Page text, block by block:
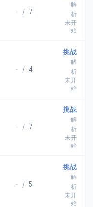
- / 7
解
析
未开
始
- / 4
挑战
解
析
未开
始
- / 7
挑战
解
析
未开
始
- / 5
挑战
解
析
未开
始